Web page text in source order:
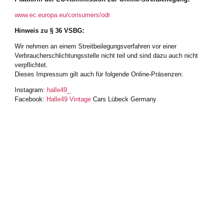
www.ec.europa.eu/consumers/odr
Hinweis zu § 36 VSBG:
Wir nehmen an einem Streitbeilegungsverfahren vor einer
Verbraucherschlichtungsstelle nicht teil und sind dazu auch nicht
verpflichtet.
Dieses Impressum gilt auch für folgende Online-Präsenzen:
Instagram: halle49_
Facebook: Halle49 Vintage Cars Lübeck Germany